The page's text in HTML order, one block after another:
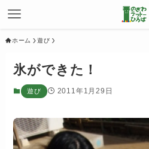
ホーム 遊び
氷ができた！
遊び 2011年1月29日